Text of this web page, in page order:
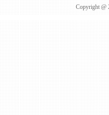
Copyright @